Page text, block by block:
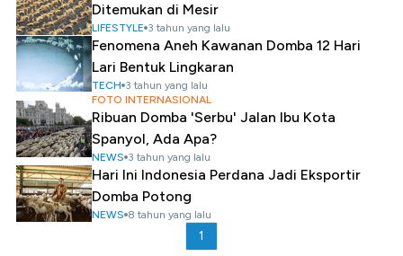
Ditemukan di Mesir
LIFESTYLE 3 tahun yang lalu
Fenomena Aneh Kawanan Domba 12 Hari
Lari Bentuk Lingkaran
TECH 3 tahun yang lalu
FOTO INTERNASIONAL
Ribuan Domba 'Serbu' Jalan Ibu Kota
Spanyol, Ada Apa?
NEWS 3 tahun yang lalu
Hari Ini Indonesia Perdana Jadi Eksportir
Domba Potong
NEWS 8 tahun yang lalu
1